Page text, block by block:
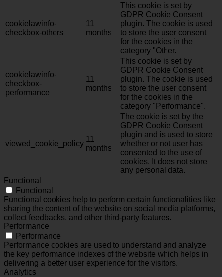
cookielawinfo-
checkbox-others
11
months
This cookie is set by
GDPR Cookie Consent
plugin. The cookie is used
to store the user consent
for the cookies in the
category "Other.
cookielawinfo-
checkbox-
performance
11
months
This cookie is set by
GDPR Cookie Consent
plugin. The cookie is used
to store the user consent
for the cookies in the
category "Performance".
viewed_cookie_policy
11
months
The cookie is set by the
GDPR Cookie Consent
plugin and is used to store
whether or not user has
consented to the use of
cookies. It does not store
any personal data.
Functional
Functional
Functional cookies help to perform certain functionalities like
sharing the content of the website on social media platforms,
collect feedbacks, and other third-party features.
Performance
Performance
Performance cookies are used to understand and analyze
the key performance indexes of the website which helps in
delivering a better user experience for the visitors.
Analytics